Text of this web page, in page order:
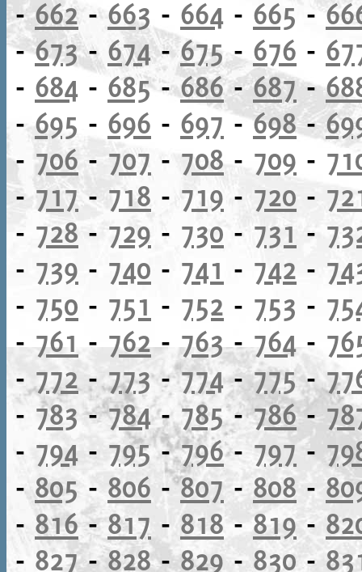
-662-663 - 664 - 665 -
-673- 674-675- 676 -
- 684 - 685-686-687-
-695 - 696 - 697-698-
- 706 -707 - 708 - 709 -
-717-718 - 719 - 720 -
- 728 - 729 - 730 - 731 -
- 739 - 740 - 741 - 742 -
- 750 - 751 - 752 - 753 -
-761 -762-763-764-
- 772 -773-774-775-
- 783-784-785-786-
- 794 - 795-796- 797-
-805 -806 -807- 808 -
- 816-817 - 818-819 -
- 827-828-829 - 830 -